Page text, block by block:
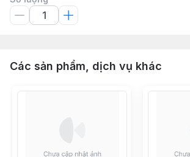
Các sản phẩm, dịch vụ khác